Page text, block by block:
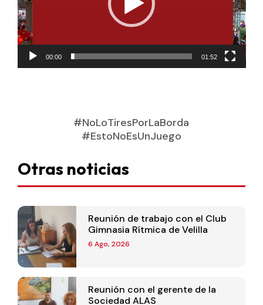
00:00 01:52
#NoLoTiresPorLaBorda
#EstoNoEsUnJuego
Otras noticias
Reunión de trabajo con el Club
Gimnasia Rítmica de Velilla
6 Ago, 2026
Reunión con el gerente de la
Sociedad ALAS